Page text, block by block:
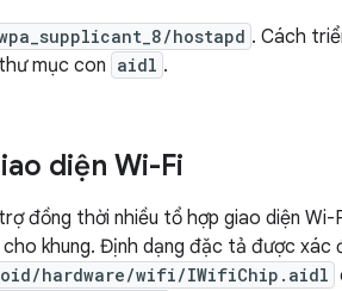
hostapd . Cách
mục con aidl .
diện Wi-Fi
đồng thời nhiều tổ hợp giao diện
khung. Định dạng đặc tả được xác
hardware/wifi/IWifiChip.aidl